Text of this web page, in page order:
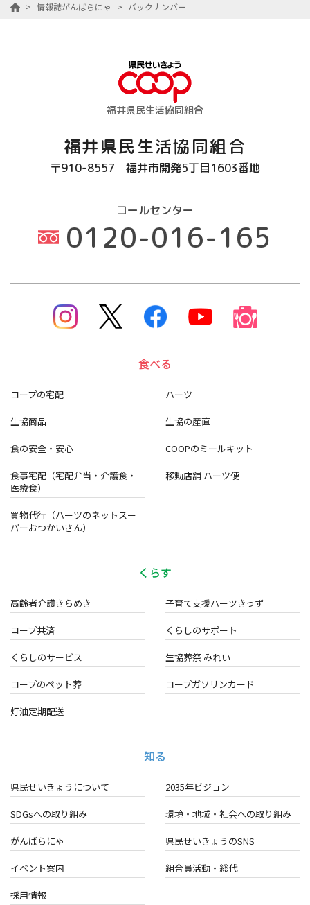
> 情報誌がんばらにゃ > バックナンバー
福井県民生活協同組合
福井県民生活協同組合
〒910-8557 福井市開発5丁目1603番地
コールセンター
0120-016-165
食べる
コープの宅配 ハーツ
生協商品 生協の産直
食の安全・安心 COOPのミールキット
食事宅配（宅配弁当・介護食・
医療食）
移動店舗 ハーツ便
買物代行（ハーツのネットスー
パーおつかいさん）
くらす
高齢者介護きらめき 子育て支援ハーツきっず
コープ共済 くらしのサポート
くらしのサービス 生協葬祭 みれい
コープのペット葬 コープガソリンカード
灯油定期配送
知る
県民せいきょうについて 2035年ビジョン
SDGsへの取り組み 環境・地域・ 社会への取り組み
がんばらにゃ 県民せいきょうのSNS
イベント案内 組合員活動・総代
採用情報